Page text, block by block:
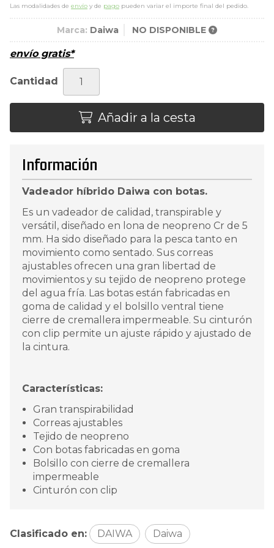
Las modalidades de envío y de pago pueden variar el importe final del pedido.
Marca: Daiwa NO DISPONIBLE
envío gratis*
Cantidad
Añadir a la cesta
Información
Vadeador híbrido Daiwa con botas.
Es un vadeador de calidad, transpirable y
versátil, diseñado en lona de neopreno Cr de 5
mm. Ha sido diseñado para la pesca tanto en
movimiento como sentado. Sus correas
ajustables ofrecen una gran libertad de
movimientos y su tejido de neopreno protege
del agua fría. Las botas están fabricadas en
goma de calidad y el bolsillo ventral tiene
cierre de cremallera impermeable. Su cinturón
con clip permite un ajuste rápido y ajustado de
la cintura.
Características:
Gran transpirabilidad
Correas ajustables
Tejido de neopreno
Con botas fabricadas en goma
Bolsillo con cierre de cremallera
impermeable
Cinturón con clip
Clasificado en: DAIWA Daiwa